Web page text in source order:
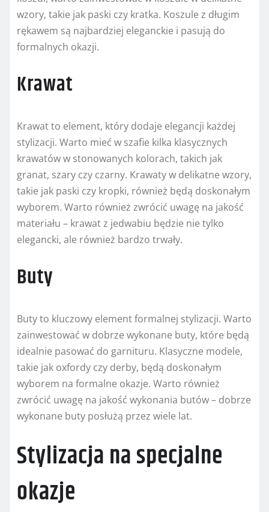
wzory, takie jak paski czy kratka. Koszule z długim
rękawem są najbardziej eleganckie i pasują do
formalnych okazji.
Krawat
Krawat to element, który dodaje elegancji każdej
stylizacji. Warto mieć w szafie kilka klasycznych
krawatów w stonowanych kolorach, takich jak
granat, szary czy czarny. Krawaty w delikatne wzory,
takie jak paski czy kropki, również będą doskonałym
wyborem. Warto również zwrócić uwagę na jakość
materiału – krawat z jedwabiu będzie nie tylko
elegancki, ale również bardzo trwały.
Buty
Buty to kluczowy element formalnej stylizacji. Warto
zainwestować w dobrze wykonane buty, które będą
idealnie pasować do garnituru. Klasyczne modele,
takie jak oxfordy czy derby, będą doskonałym
wyborem na formalne okazje. Warto również
zwrócić uwagę na jakość wykonania butów – dobrze
wykonane buty posłużą przez wiele lat.
Stylizacja na specjalne
okazje